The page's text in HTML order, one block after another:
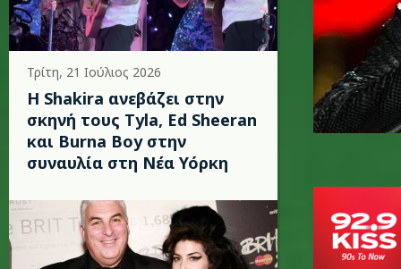
Τρίτη, 21 Ιούλιος 2026
Η Shakira ανεβάζει στην
σκηνή τους Tyla, Ed Sheeran
και Burna Boy στην
συναυλία στη Νέα Υόρκη